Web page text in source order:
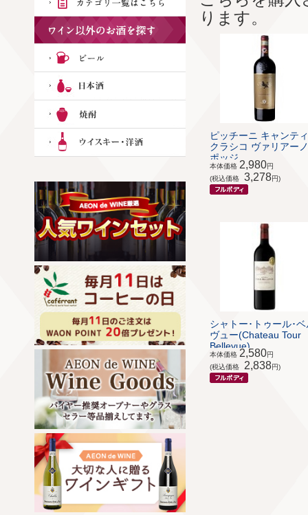
ります。
ピッチーニ キャンテ
クラシコ ヴァリアー
ポッジ...
本体価格 2,980円
(税込価格
3,278円)
シャトー･トゥール･ベ
ヴュー(Chateau Tour
Bellevue)
本体価格 2,580円
(税込価格
2,838円)